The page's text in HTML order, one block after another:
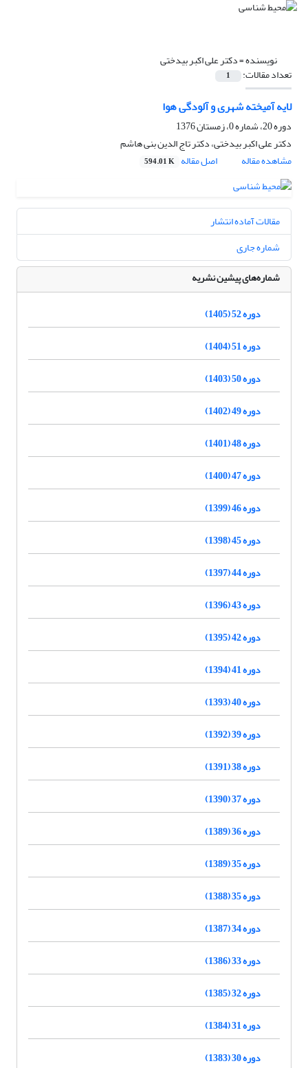
نویسنده =دکتر علی اکبر بیدختی
تعداد مقالات: 1
لایه آمیخته شهری و آلودگی هوا
دوره 20، شماره 0، زمستان 1376
دکتر علی اکبر بیدختی، دکتر تاج الدین بنی هاشم
مشاهده مقاله
اصل مقاله 594.01 K
مقالات آماده انتشار
شماره جاری
شماره‌های پیشین نشریه
دوره 52 (1405)
دوره 51 (1404)
دوره 50 (1403)
دوره 49 (1402)
دوره 48 (1401)
دوره 47 (1400)
دوره 46 (1399)
دوره 45 (1398)
دوره 44 (1397)
دوره 43 (1396)
دوره 42 (1395)
دوره 41 (1394)
دوره 40 (1393)
دوره 39 (1392)
دوره 38 (1391)
دوره 37 (1390)
دوره 36 (1389)
دوره 35 (1389)
دوره 35 (1388)
دوره 34 (1387)
دوره 33 (1386)
دوره 32 (1385)
دوره 31 (1384)
دوره 30 (1383)